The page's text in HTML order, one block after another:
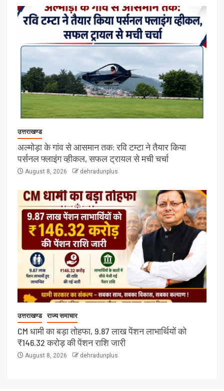
उत्तराखण्ड
अल्मोड़ा के गांव से आसमान तक: रवि टम्टा ने तैयार किया
पर्सनल फ्लाइंग व्हीकल, सफल ट्रायल से मची चर्चा
August 8, 2026 dehradunplus
उत्तराखण्ड राज्य समाचार
CM धामी का बड़ा तोहफा, 9.87 लाख पेंशन लाभार्थियों को
₹146.32 करोड़ की पेंशन राशि जारी
August 8, 2026 dehradunplus